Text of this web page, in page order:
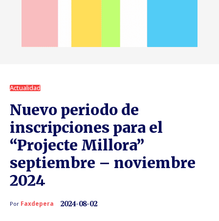
Actualidad
Nuevo periodo de
inscripciones para el
“Projecte Millora”
septiembre – noviembre
2024
Por Faxdepera 2024-08-02